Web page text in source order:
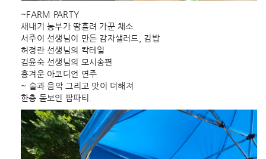
~FARM PARTY
새내기 농부가 땀흘려 가꾼 채소
서주이 선생님이 만든 감자샐러드, 김밥
허정란 선생님의 칵테일
김윤숙 선생님의 모시송편
흥겨운 아코디언 연주
~ 술과 음악 그리고 맛이 더해져
한층 돋보인 팜파티.